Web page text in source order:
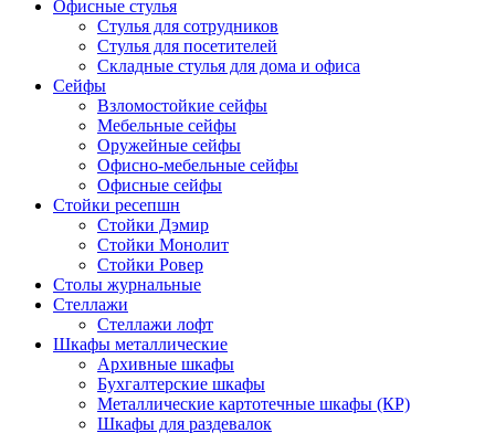
Офисные стулья
Стулья для сотрудников
Стулья для посетителей
Складные стулья для дома и офиса
Сейфы
Взломостойкие сейфы
Мебельные сейфы
Оружейные сейфы
Офисно-мебельные сейфы
Офисные сейфы
Стойки ресепшн
Стойки Дэмир
Стойки Монолит
Стойки Ровер
Столы журнальные
Стеллажи
Стеллажи лофт
Шкафы металлические
Архивные шкафы
Бухгалтерские шкафы
Металлические картотечные шкафы (КР)
Шкафы для раздевалок